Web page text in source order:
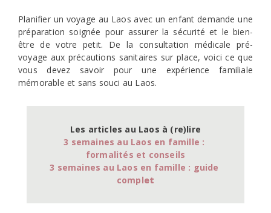
Planifier un voyage au Laos avec un enfant demande une
préparation soignée pour assurer la sécurité et le bien-
être de votre petit. De la consultation médicale pré-
voyage aux précautions sanitaires sur place, voici ce que
vous devez savoir pour une expérience familiale
mémorable et sans souci au Laos.
3 semaines au Laos en famille :
formalités et conseils
3 semaines au Laos en famille : guide
complet